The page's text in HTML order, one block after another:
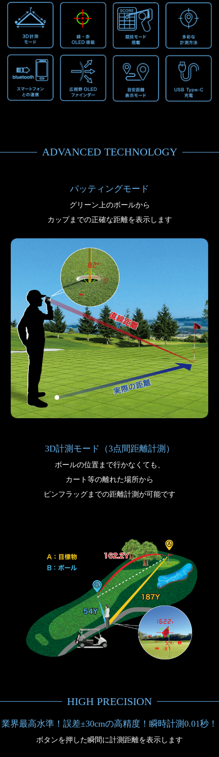
ADVANCED TECHNOLOGY
パッティングモード
グリーン上のボールから
カップまでの正確な距離を表示します
3D計測モード（3点間距離計測）
ボールの位置まで行かなくても、
カート等の離れた場所から
ピンフラッグまでの距離計測が可能です
HIGH PRECISION
業界最高水準！誤差±30cmの高精度！瞬時計測0.01秒！
ボタンを押した瞬間に計測距離を表示します